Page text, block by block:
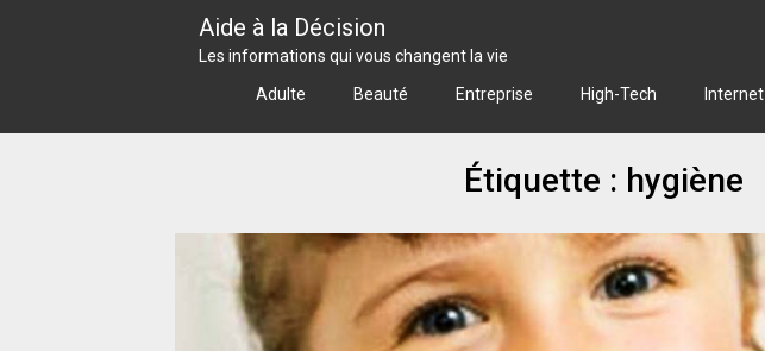
Aide à la Décision
Les informations qui vous changent la vie
Adulte
Beauté Entreprise High-Tech Internet
Étiquette : hygiène